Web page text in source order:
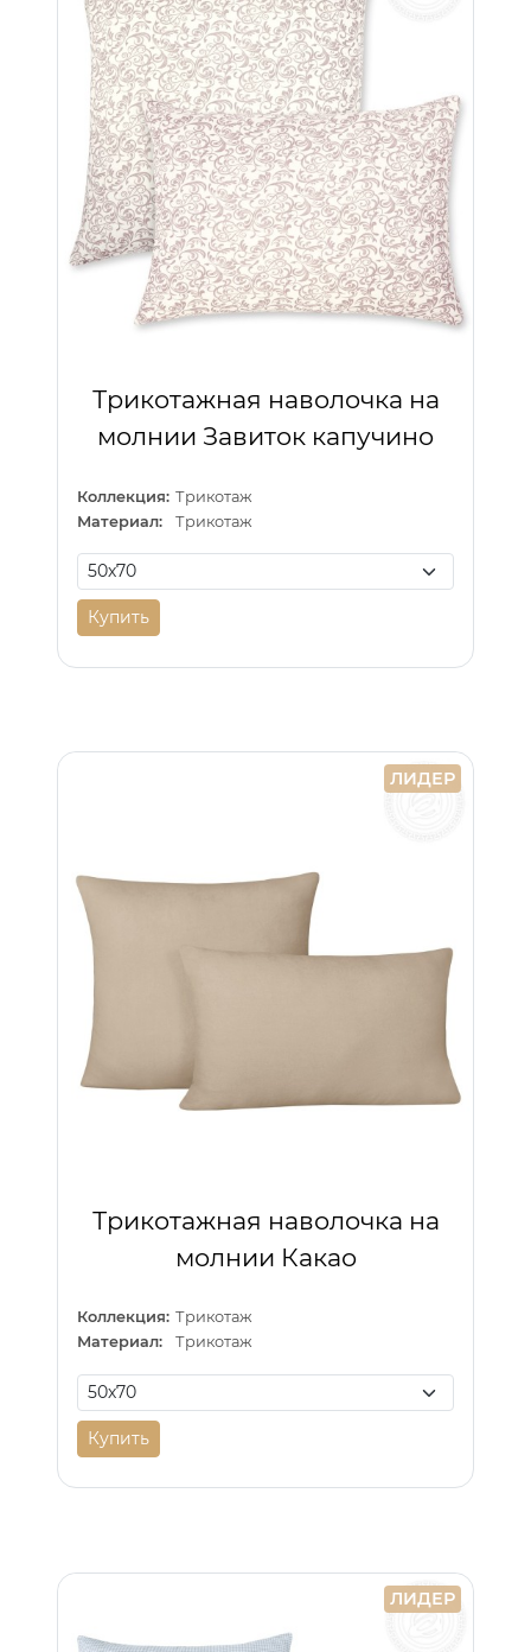
Трикотажная наволочка на
молнии Завиток капучино
Коллекция: Трикотаж
Материал:
Трикотаж
Купить
ЛИДЕР
Трикотажная наволочка на
молнии Какао
Коллекция: Трикотаж
Материал:
Трикотаж
Купить
ЛИДЕР